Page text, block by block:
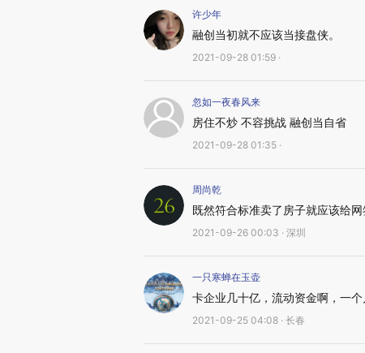
许少年
融创当初就不应该当接盘侠。
2021-09-28 01:59 ·
忽如一夜春风来
房住不炒 不容挑战 融创当自省
2021-09-28 01:35 ·
周尚乾
既然符合标准卖了房子就应该给
2021-09-26 00:03 · 深圳
一只寒蝉在玉壶
卡企业几十亿，流动资金啊，一
2021-09-25 04:08 · 长春